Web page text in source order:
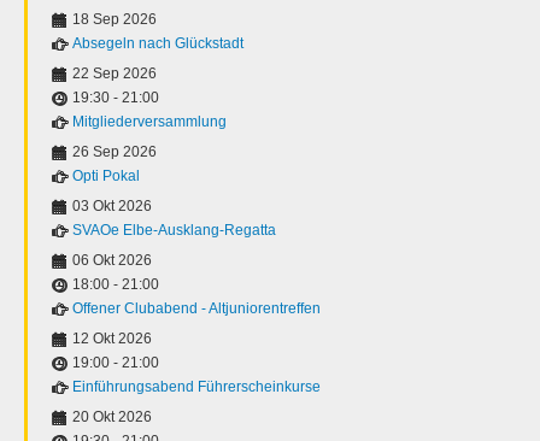
18 Sep 2026
Absegeln nach Glückstadt
22 Sep 2026
19:30 - 21:00
Mitgliederversammlung
26 Sep 2026
Opti Pokal
03 Okt 2026
SVAOe Elbe-Ausklang-Regatta
06 Okt 2026
18:00 - 21:00
Offener Clubabend - Altjuniorentreffen
12 Okt 2026
19:00 - 21:00
Einführungsabend Führerscheinkurse
20 Okt 2026